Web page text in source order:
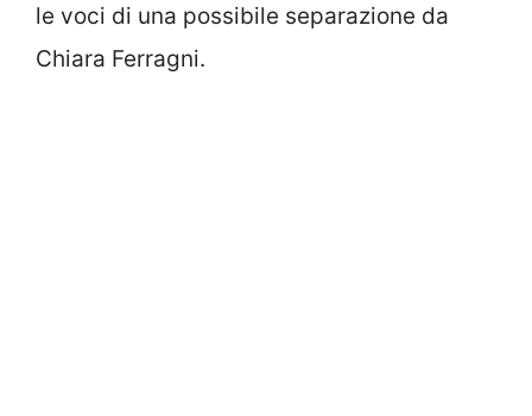
le voci di una possibile separazione da
Chiara Ferragni.